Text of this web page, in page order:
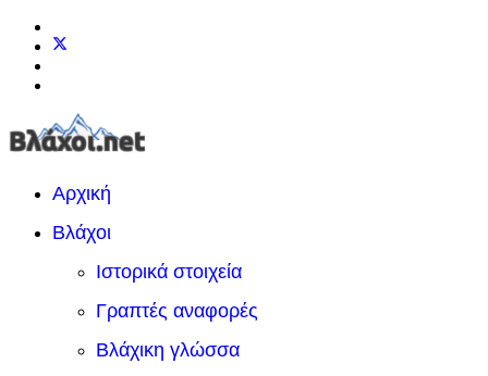
Αρχική
Βλάχοι
Ιστορικά στοιχεία
Γραπτές αναφορές
Βλάχικη γλώσσα